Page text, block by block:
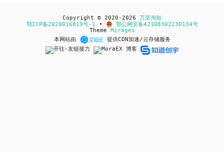
Copyright © 2020-2026 万里淘知
鄂ICP备2020016819号-1 •
鄂公网安备42108302230134号
Theme Mirages
本网站由
提供CDN加速/云存储服务